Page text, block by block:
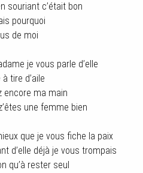
souriant c’était bon
pourquoi
de moi
je vous parle d’elle
tire d’aile
encore ma main
une femme bien
que je vous fiche la paix
d’elle déjà je vous trompais
qu’à rester seul